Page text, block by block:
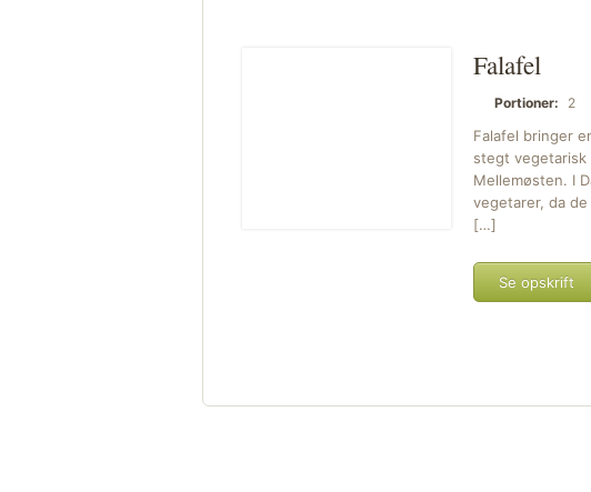
Falafel
Portioner: 2
Falafel bringer
stegt
Mellemøsten. I
vegetarer, da
[…]
Se opskrift